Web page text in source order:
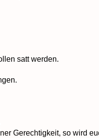
satt werden.
Gerechtigkeit, so wird